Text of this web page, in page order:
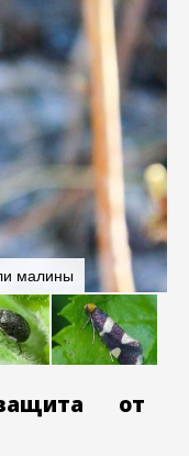
малины
от